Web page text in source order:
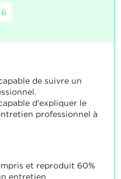
de suivre un
d'expliquer le
professionnel à
et reproduit 60%
entretien